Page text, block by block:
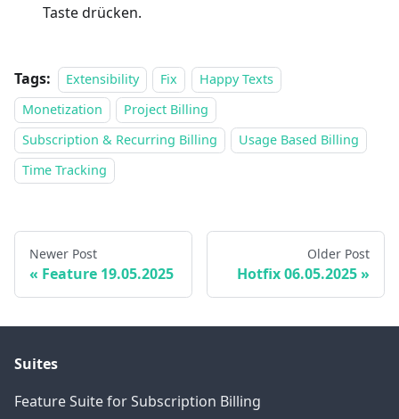
Taste drücken.
Tags: Extensibility Fix
Happy Texts
Monetization
Project Billing
Subscription & Recurring Billing
Usage Based Billing
Time Tracking
Newer Post
Feature 19.05.2025
Older Post
Hotfix 06.05.2025
Suites
Feature Suite for Subscription Billing